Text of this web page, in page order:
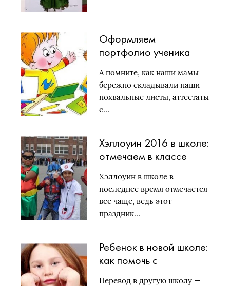
Оформляем
портфолио ученика
А помните, как наши мамы
бережно складывали наши
похвальные листы, аттестаты
с…
Хэллоуин 2016 в школе:
отмечаем в классе
Хэллоуин в школе в
последнее время отмечается
все чаще, ведь этот
праздник…
Ребенок в новой школе:
как помочь с
Перевод в другую школу —